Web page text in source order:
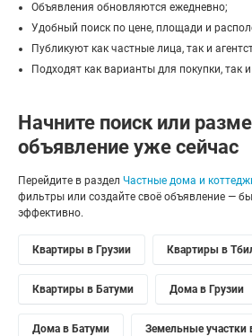
Объявления обновляются ежедневно;
Удобный поиск по цене, площади и
Публикуют как частные лица, так и
Подходят как варианты для покупки, так
Начните поиск или
объявление уже сейчас
Перейдите в раздел Частные дома и
фильтры или создайте своё объявление —
эффективно.
Квартиры в Грузии Квартиры в
Квартиры в Батуми Дома в Грузии
Дома в Батуми Земельные участки